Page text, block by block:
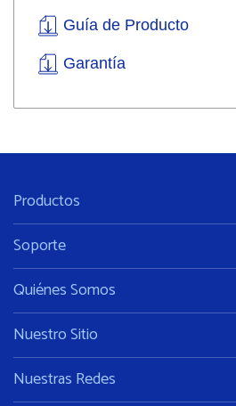
Guía de Producto
Garantía
Productos
Soporte
Quiénes Somos
Nuestro Sitio
Nuestras Redes